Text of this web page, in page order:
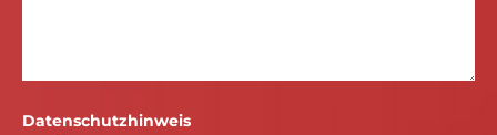
Datenschutzhinweis